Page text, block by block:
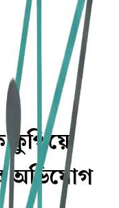
কুপিয়ে
অভিযোগ